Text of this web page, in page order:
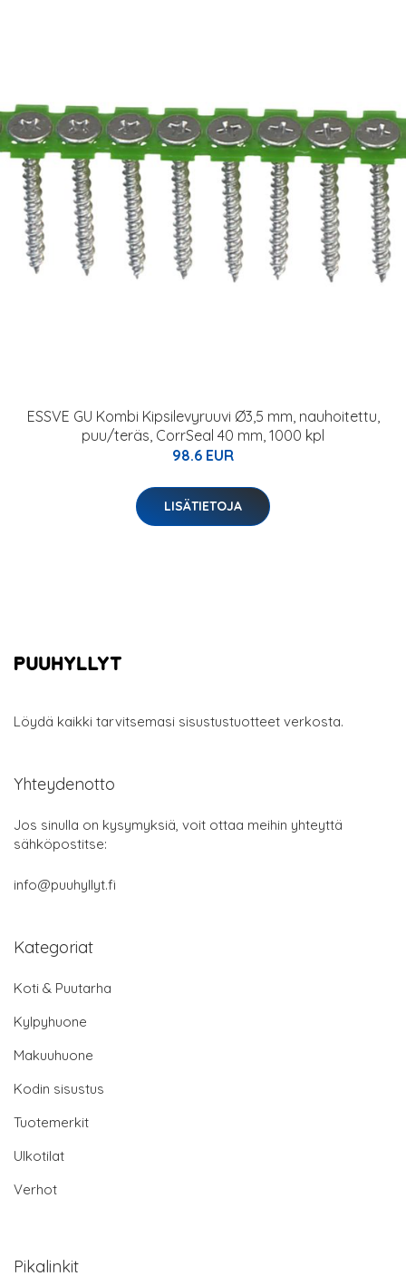
ESSVE GU Kombi Kipsilevyruuvi Ø3,5 mm, nauhoitettu,
puu/teräs, CorrSeal 40 mm, 1000 kpl
98.6 EUR
LISÄTIETOJA
Löydä kaikki tarvitsemasi sisustustuotteet verkosta.
Yhteydenotto
Jos sinulla on kysymyksiä, voit ottaa meihin yhteyttä
sähköpostitse:
info@puuhyllyt.fi
Kategoriat
Koti & Puutarha
Kylpyhuone
Makuuhuone
Kodin sisustus
Tuotemerkit
Ulkotilat
Verhot
Pikalinkit